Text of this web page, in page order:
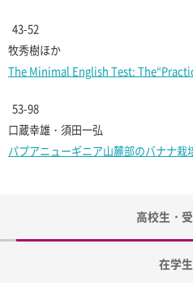
高校生・
在学
43-52
牧秀樹ほか
The Minimal English Test:
53-98
口蔵幸雄・須田一弘
パプアニューギニア山麓部のバナナ